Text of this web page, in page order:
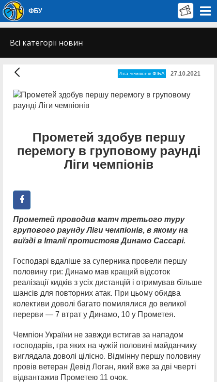
ФБУ
Всі категорії новин
Ліга чемпіонів ФІБА 27.10.2021
Прометей здобув першу
перемогу в груповому раунді
Ліги чемпіонів
Прометей проводив матч третього туру
групового раунду Ліги чемпіонів, в якому на
виїзді в Італії протистояв Динамо Сассарі.
Господарі вдаліше за суперника провели першу
половину гри: Динамо мав кращий відсоток
реалізації кидків з усіх дистанцій і отримував більше
шансів для повторних атак. При цьому обидва
колективи доволі багато помилялися до великої
перерви — 7 втрат у Динамо, 10 у Прометея.
Чемпіон України не завжди встигав за нападом
господарів, гра яких на чужій половині майданчику
виглядала доволі цілісно. Відмінну першу половину
провів ветеран Девід Логан, який вже за дві чверті
відвантажив Прометею 11 очок.